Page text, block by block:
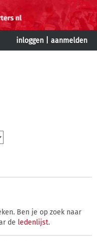
inloggen aanmelden
Ben je op zoek naar
de ledenlijst.